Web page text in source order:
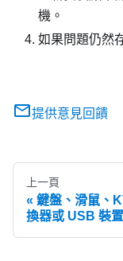
機。
如果問題仍然
提供意見回饋
上一頁
鍵盤、滑鼠、
換器或 USB 裝